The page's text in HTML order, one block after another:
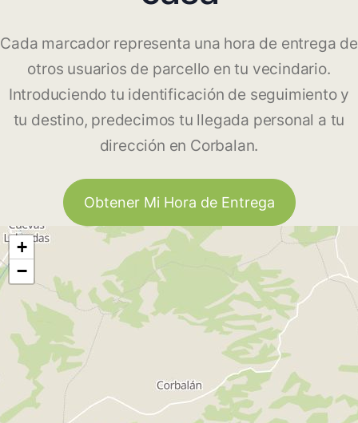
Cada marcador representa una hora de entrega de
otros usuarios de parcello en tu vecindario.
Introduciendo tu identificación de seguimiento y
tu destino, predecimos tu llegada personal a tu
dirección en Corbalan.
Obtener Mi Hora de Entrega
+
−